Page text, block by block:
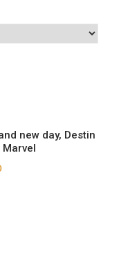
new day, Destin